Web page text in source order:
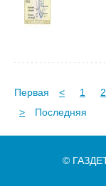
Первая < 1 2
>
Последняя
©